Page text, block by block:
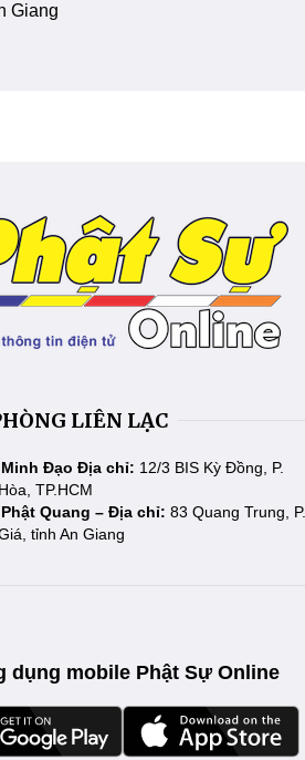
Giang
LIÊN LẠC
Đạo Địa chỉ: 12/3 BIS Kỳ Đồng, P.
TP.HCM
Quang – Địa chỉ: 83 Quang Trung, P.
tỉnh An Giang
dụng mobile Phật Sự Online